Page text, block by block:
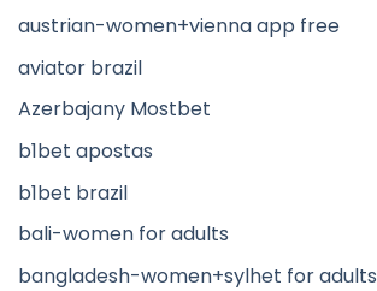
austrian-women+vienna app free
aviator brazil
Azerbajany Mostbet
b1bet apostas
b1bet brazil
bali-women for adults
bangladesh-women+sylhet for adults